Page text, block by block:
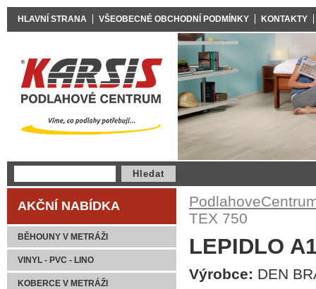
AKČNÍ NABÍDKA
BĚHOUNY V METRÁŽI
VINYL - PVC - LINO
KOBERCE V METRÁŽI
TEX 750
LEPIDLO
Výrobce: DEN
HLAVNÍ STRANA VŠEOBECNÉ OBCHODNÍ PODMÍNKY KONTAKTY